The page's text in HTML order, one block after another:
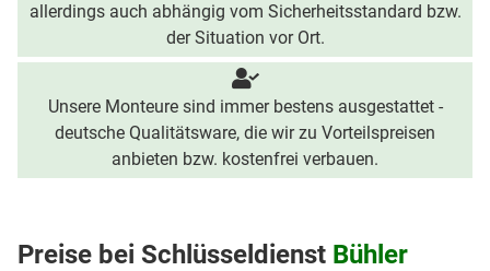
allerdings auch abhängig vom Sicherheitsstandard bzw.
der Situation vor Ort.
Unsere Monteure sind immer bestens ausgestattet -
deutsche Qualitätsware, die wir zu Vorteilspreisen
anbieten bzw. kostenfrei verbauen.
Preise bei Schlüsseldienst Bühler